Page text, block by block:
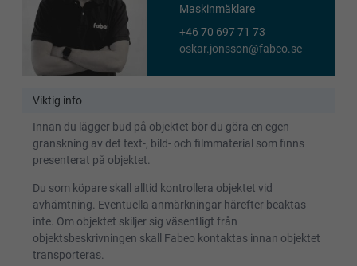
Maskinmäklare
+46 70 697 71 73
oskar.jonsson@fabeo.se
Viktig info
Innan du lägger bud på objektet bör du göra en egen
granskning av det text-, bild- och filmmaterial som finns
presenterat på objektet.
Du som köpare skall alltid kontrollera objektet vid
avhämtning. Eventuella anmärkningar härefter beaktas
inte. Om objektet skiljer sig väsentligt från
objektsbeskrivningen skall Fabeo kontaktas innan objektet
transporteras.